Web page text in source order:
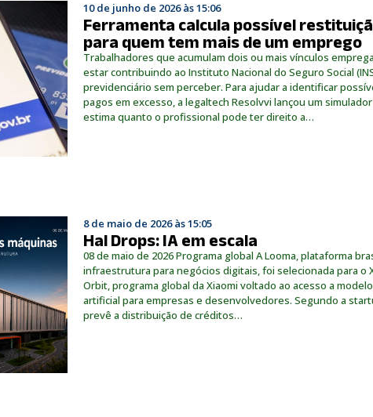
10 de junho de 2026 às 15:06
Ferramenta calcula possível
para quem tem mais de um emprego
Trabalhadores que acumulam dois ou mais vínculos
estar contribuindo ao Instituto Nacional do Seguro Social
previdenciário sem perceber. Para ajudar a identificar
pagos em excesso, a legaltech Resolvvi lançou um
estima quanto o profissional pode ter direito a…
8 de maio de 2026 às 15:05
Hal Drops: IA em escala
08 de maio de 2026 Programa global A Looma, plataforma
infraestrutura para negócios digitais, foi selecionada para o
Orbit, programa global da Xiaomi voltado ao acesso a
artificial para empresas e desenvolvedores. Segundo a
prevê a distribuição de créditos…